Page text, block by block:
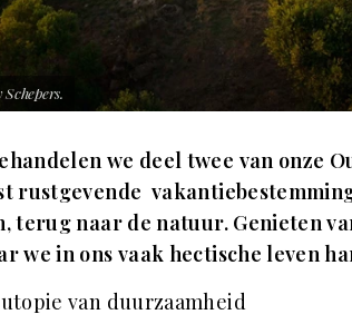
we deel twee van onze
rustgevende
terug naar de natuur. Genieten
we in ons vaak hectische leven
van duurzaamheid